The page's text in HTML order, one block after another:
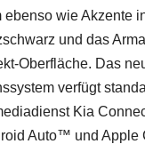
ebenso wie Akzente
und das
Oberfläche. Das
verfügt
Kia
Auto™ und